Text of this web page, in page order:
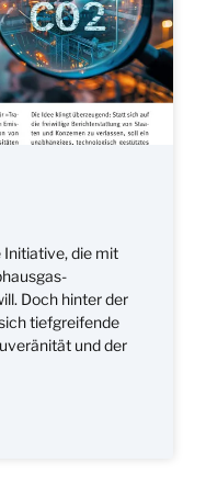
Initiative, die mit
Doch hinter der
tiefgreifende
und der